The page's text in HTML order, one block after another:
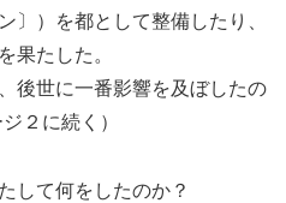
〕）を都として整備したり、
果たした。
後世に一番影響を及ぼしたの
２に続く）
して何をしたのか？